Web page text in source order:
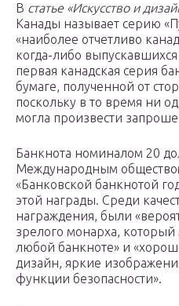
В статье «Искусство и
Канады называет серию
«наиболее отчетливо
когда-либо
первая канадская серия
бумаге, полученной от
поскольку в то время ни
могла произвести
Банкнота номиналом 20
Международным
«Банковской банкнотой
этой награды. Среди
награждения, были
зрелого монарха,
любой банкноте» и
дизайн, яркие
функции безопасности».